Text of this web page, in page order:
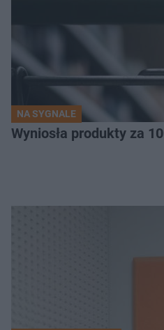
NA SYGNALE
Wyniosła produkty za